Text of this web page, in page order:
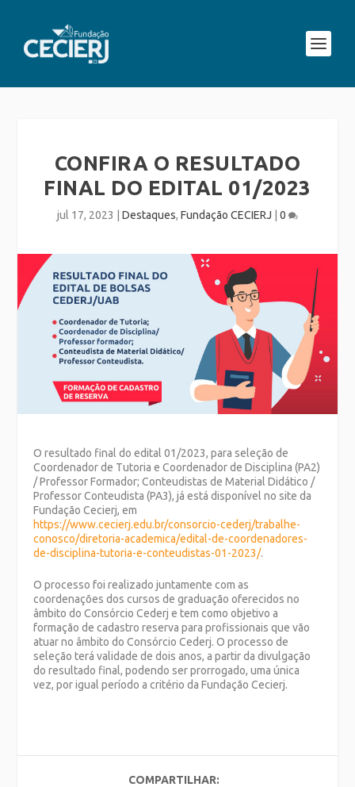
CONFIRA O RESULTADO
FINAL DO EDITAL 01/2023
jul 17, 2023 Destaques, Fundação CECIERJ 0
O resultado final do edital 01/2023, para seleção de
Coordenador de Tutoria e Coordenador de Disciplina (PA2)
/ Professor Formador; Conteudistas de Material Didático /
Professor Conteudista (PA3), já está disponível no site da
Fundação Cecierj, em
https://www.cecierj.edu.br/consorcio-cederj/trabalhe-
conosco/diretoria-academica/edital-de-coordenadores-
de-disciplina-tutoria-e-conteudistas-01-2023/.
O processo foi realizado juntamente com as
coordenações dos cursos de graduação oferecidos no
âmbito do Consórcio Cederj e tem como objetivo a
formação de cadastro reserva para profissionais que vão
atuar no âmbito do Consórcio Cederj. O processo de
seleção terá validade de dois anos, a partir da divulgação
do resultado final, podendo ser prorrogado, uma única
vez, por igual período a critério da Fundação Cecierj.
COMPARTILHAR: